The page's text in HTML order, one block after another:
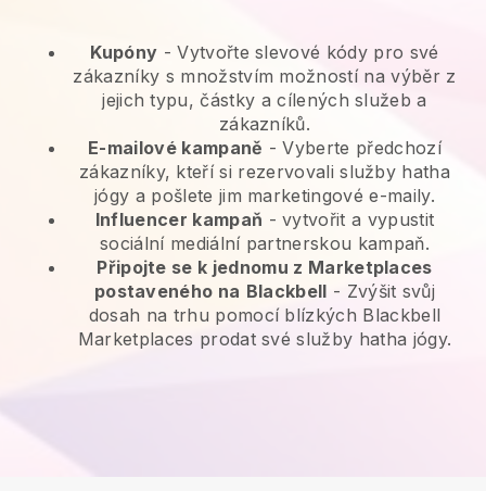
Kupóny - Vytvořte slevové kódy pro své
zákazníky s množstvím možností na výběr z
jejich typu, částky a cílených služeb a
zákazníků.
E-mailové kampaně -Vyberte předchozí
zákazníky, kteří si rezervovali služby hatha
jógy a pošlete jim marketingové e-maily.
Influencer kampaň - vytvořit a vypustit
sociální mediální partnerskou kampaň.
Připojte se k jednomu z Marketplaces
postaveného na Blackbell - Zvýšit svůj
dosah na trhu pomocí blízkých Blackbell
Marketplaces prodat své služby hatha jógy.